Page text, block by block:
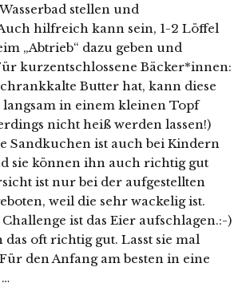
stellen und
hilfreich kann sein, 1-2 Löffel
„Abtrieb“ dazu geben und
kurzentschlossene Bäcker*innen:
Butter hat, kann diese
langsam in einem kleinen Topf
nicht heiß werden lassen!)
Sandkuchen ist auch bei Kindern
sie können ihn auch richtig gut
ist nur bei der aufgestellten
weil die sehr wackelig ist.
ist das Eier aufschlagen.:-)
oft richtig gut. Lasst sie mal
den Anfang am besten in eine